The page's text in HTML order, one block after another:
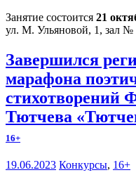
Занятие состоится 21
ул. М. Ульяновой, 1, зал №
Завершился
марафона
стихотворений
Тютчева
16+
19.06.2023 Конкурсы, 16+